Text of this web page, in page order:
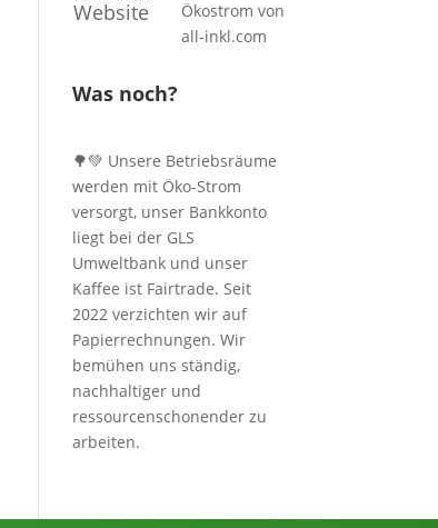
Was noch?
🌳💚 Unsere Betriebsräume
werden mit Öko-Strom
versorgt, unser Bankkonto
liegt bei der GLS
Umweltbank und unser
Kaffee ist Fairtrade. Seit
2022 verzichten wir auf
Papierrechnungen. Wir
bemühen uns ständig,
nachhaltiger und
ressourcenschonender zu
arbeiten.